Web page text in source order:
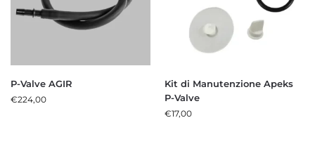
P-Valve AGIR
€224,00
Kit di Manutenzione Apeks
P-Valve
€17,00